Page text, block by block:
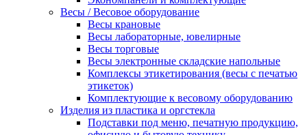
Весы / Весовое оборудование
Весы крановые
Весы лабораторные, ювелирные
Весы торговые
Весы электронные складские напольные
Комплексы этикетирования (весы с печатью
этикеток)
Комплектующие к весовому оборудованию
Изделия из пластика и оргстекла
Подставки под меню, печатную продукцию,